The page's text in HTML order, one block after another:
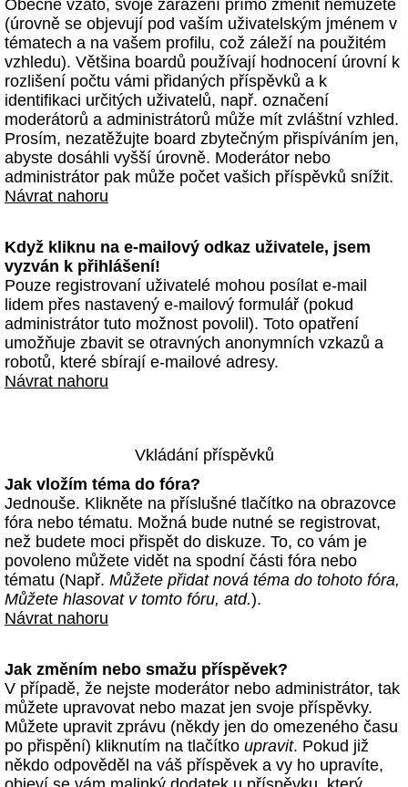
Obecně vzato, svoje zařazení přímo změnit nemůžete
(úrovně se objevují pod vaším uživatelským jménem v
tématech a na vašem profilu, což záleží na použitém
vzhledu). Většina boardů používají hodnocení úrovní k
rozlišení počtu vámi přidaných příspěvků a k
identifikaci určitých uživatelů, např. označení
moderátorů a administrátorů může mít zvláštní vzhled.
Prosím, nezatěžujte board zbytečným přispíváním jen,
abyste dosáhli vyšší úrovně. Moderátor nebo
administrátor pak může počet vašich příspěvků snížit.
Návrat nahoru
Když kliknu na e-mailový odkaz uživatele, jsem
vyzván k přihlášení!
Pouze registrovaní uživatelé mohou posílat e-mail
lidem přes nastavený e-mailový formulář (pokud
administrátor tuto možnost povolil). Toto opatření
umožňuje zbavit se otravných anonymních vzkazů a
robotů, které sbírají e-mailové adresy.
Návrat nahoru
Vkládání příspěvků
Jak vložím téma do fóra?
Jednouše. Klikněte na příslušné tlačítko na obrazovce
fóra nebo tématu. Možná bude nutné se registrovat,
než budete moci přispět do diskuze. To, co vám je
povoleno můžete vidět na spodní části fóra nebo
tématu (Např. Můžete přidat nová téma do tohoto fóra,
Můžete hlasovat v tomto fóru, atd.).
Návrat nahoru
Jak změním nebo smažu příspěvek?
V případě, že nejste moderátor nebo administrátor, tak
můžete upravovat nebo mazat jen svoje příspěvky.
Můžete upravit zprávu (někdy jen do omezeného času
po přispění) kliknutím na tlačítko upravit. Pokud již
někdo odpověděl na váš příspěvek a vy ho upravíte,